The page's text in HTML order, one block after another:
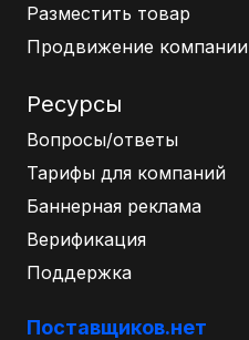
Разместить товар
Продвижение компании
Ресурсы
Вопросы/ответы
Тарифы для компаний
Баннерная реклама
Верификация
Поддержка
Поставщиков.нет